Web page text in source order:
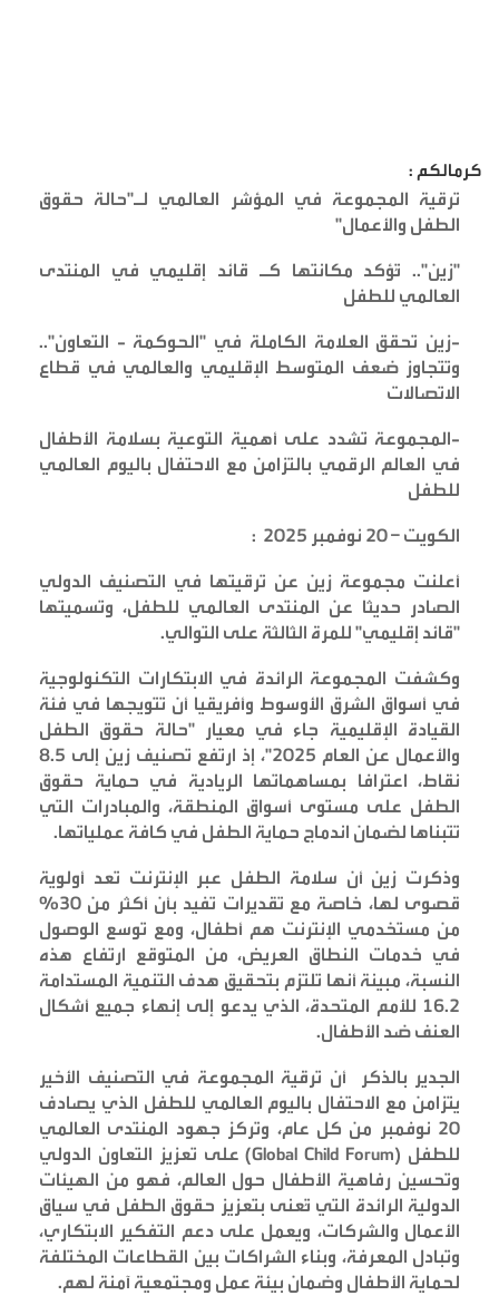
كرمالكم :
ترقية المجموعة في المؤشر العالمي لـ"حالة حقوق
الطفل والأعمال"
"زين".. تُؤكد مكانتها كـ قائد إقليمي في المنتدى
العالمي للطفل
-زين تحقق العلامة الكاملة في "الحوكمة - التعاون"..
وتتجاوز ضعف المتوسط الإقليمي والعالمي في قطاع
الاتصالات
-المجموعة تشدد على أهمية التوعية بسلامة الأطفال
في العالم الرقمي بالتزامن مع الاحتفال باليوم العالمي
للطفل
الكويت – 20 نوفمبر 2025
:
أعلنت مجموعة زين عن ترقيتها في التصنيف الدولي
الصادر حديثا عن المنتدى العالمي للطفل، وتسميتها
"قائد إقليمي" للمرة الثالثة على التوالي.
وكشفت المجموعة الرائدة في الابتكارات التكنولوجية
في أسواق الشرق الأوسوط وأفريقيا أن تتويجها في فئة
القيادة الإقليمية جاء في معيار "حالة حقوق الطفل
والأعمال عن العام 2025"، إذ ارتفع تصنيف زين إلى 8.5
نقاط، اعترافا بمساهماتها الريادية في حماية حقوق
الطفل على مستوى أسواق المنطقة، والمبادرات التي
تتبناها لضمان اندماج حماية الطفل في كافة عملياتها.
وذكرت زين أن سلامة الطفل عبر الإنترنت تعد أولوية
قصوى لها، خاصة مع تقديرات تفيد بأن أكثر من 30%
من مستخدمي الإنترنت هم أطفال، ومع توسع الوصول
في خدمات النطاق العريض، من المتوقع ارتفاع هذه
النسبة، مبينة أنها تلتزم بتحقيق هدف التنمية المستدامة
16.2 للأمم المتحدة، الذي يدعو إلى إنهاء جميع أشكال
العنف ضد الأطفال.
الجدير بالذكر أن ترقية المجموعة في التصنيف الأخير
يتزامن مع الاحتفال باليوم العالمي للطفل الذي يصادف
20 نوفمبر من كل عام، وتركز جهود المنتدى العالمي
للطفل (Global Child Forum)
على تعزيز التعاون الدولي
وتحسين رفاهية الأطفال حول العالم، فهو من الهيئات
الدولية الرائدة التي تُعنى بتعزيز حقوق الطفل في سياق
الأعمال والشركات، ويعمل على دعم التفكير الابتكاري،
وتبادل المعرفة، وبناء الشراكات بين القطاعات المختلفة
لحماية الأطفال وضمان بيئة عمل ومجتمعية آمنة لهم.